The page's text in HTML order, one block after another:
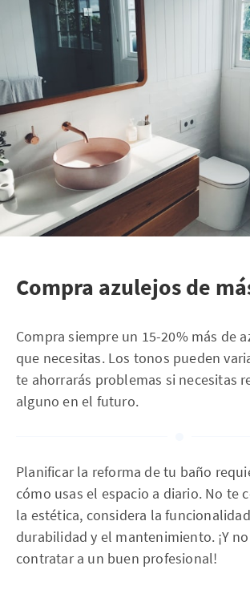
Compra azulejos de
Compra siempre un 15-20% más de
que necesitas. Los tonos pueden
te ahorrarás problemas si necesitas
alguno en el futuro.
Planificar la reforma de tu baño
cómo usas el espacio a diario. No te
la estética, considera la
durabilidad y el mantenimiento. ¡Y
contratar a un buen profesional!